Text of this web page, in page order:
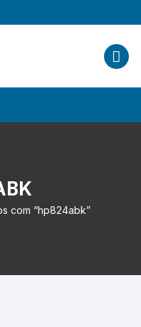
com “hp824abk”